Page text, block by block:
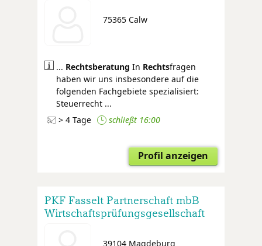
75365 Calw
... Rechtsberatung In Rechtsfragen
haben wir uns insbesondere auf die
folgenden Fachgebiete spezialisiert:
Steuerrecht ...
> 4 Tage
schließt 16:00
Profil anzeigen
PKF Fasselt Partnerschaft mbB
Wirtschaftsprüfungsgesellschaft
Rechtsanwälte39104 Magdeburg